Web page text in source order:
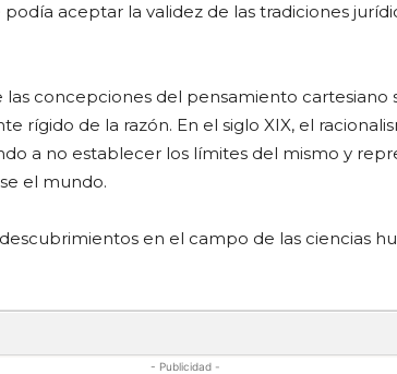
aceptar la validez de las tradiciones
concepciones del pensamiento cartesiano
rígido de la razón. En el siglo XIX, el
a no establecer los límites del mismo y
el mundo.
en el campo de las ciencias
- Publicidad -